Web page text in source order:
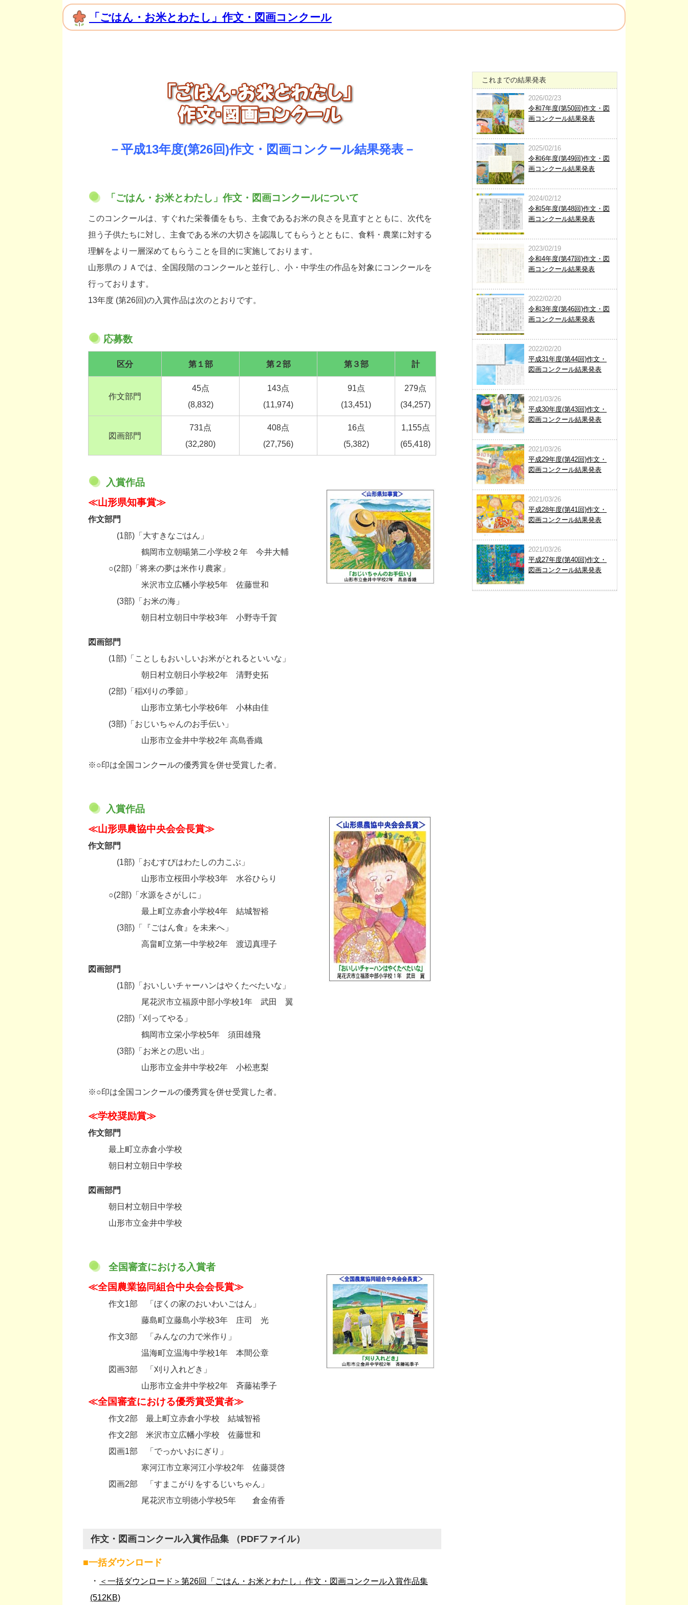
「ごはん・お米とわたし」作文・図画コンクール
－平成13年度(第26回)作文・図画コンクール結果発表－
「ごはん・お米とわたし」作文・図画コンクールについて
このコンクールは、すぐれた栄養価をもち、主食であるお米の良さを見直すとともに、次代を
担う子供たちに対し、主食である米の大切さを認識してもらうとともに、食料・農業に対する
理解をより一層深めてもらうことを目的に実施しております。
山形県のＪＡでは、全国段階のコンクールと並行し、小・中学生の作品を対象にコンクールを
行っております。
13年度 (第26回)の入賞作品は次のとおりです。
応募数
区分 第１部 第２部 第３部 計
作文部門
45点
(8,832)
143点
(11,974)
91点
(13,451)
279点
(34,257)
図画部門
731点
(32,280)
408点
(27,756)
16点
(5,382)
1,155点
(65,418)
入賞作品
≪山形県知事賞≫
作文部門
(1部)「大すきなごはん」
鶴岡市立朝暘第二小学校２年 今井大輔
○(2部)「将来の夢は米作り農家」
米沢市立広幡小学校5年 佐藤世和
(3部)「お米の海」
朝日村立朝日中学校3年 小野寺千賀
図画部門
(1部)「ことしもおいしいお米がとれるといいな」
朝日村立朝日小学校2年 清野史拓
(2部)「稲刈りの季節」
山形市立第七小学校6年 小林由佳
(3部)「おじいちゃんのお手伝い」
山形市立金井中学校2年 高島香織
※○印は全国コンクールの優秀賞を併せ受賞した者。
入賞作品
≪山形県農協中央会会長賞≫
作文部門
(1部)「おむすびはわたしの力こぶ」
山形市立桜田小学校3年 水谷ひらり
○(2部)「水源をさがしに」
最上町立赤倉小学校4年 結城智裕
(3部)「『ごはん食』を未来へ」
高畠町立第一中学校2年 渡辺真理子
図画部門
(1部)「おいしいチャーハンはやくたべたいな」
尾花沢市立福原中部小学校1年 武田 翼
(2部)「刈ってやる」
鶴岡市立栄小学校5年 須田雄飛
(3部)「お米との思い出」
山形市立金井中学校2年 小松恵梨
※○印は全国コンクールの優秀賞を併せ受賞した者。
≪学校奨励賞≫
作文部門
最上町立赤倉小学校
朝日村立朝日中学校
図画部門
朝日村立朝日中学校
山形市立金井中学校
全国審査における入賞者
≪全国農業協同組合中央会会長賞≫
作文1部 「ぼくの家のおいわいごはん」
藤島町立藤島小学校3年 庄司 光
作文3部 「みんなの力で米作り」
温海町立温海中学校1年 本間公章
図画3部 「刈り入れどき」
山形市立金井中学校2年 斉藤祐季子
≪全国審査における優秀賞受賞者≫
作文2部 最上町立赤倉小学校 結城智裕
作文2部 米沢市立広幡小学校 佐藤世和
図画1部 「でっかいおにぎり」
寒河江市立寒河江小学校2年 佐藤奨啓
図画2部 「すまこがりをするじいちゃん」
尾花沢市立明徳小学校5年 倉金侑香
作文・図画コンクール入賞作品集 （PDFファイル）
■一括ダウンロード
＜一括ダウンロード＞第26回「ごはん・お米とわたし」作文・図画コンクール入賞作品集
(512KB)
これまでの結果発表
2026/02/23
令和7年度(第50回)作文・図
画コンクール結果発表
2025/02/16
令和6年度(第49回)作文・図
画コンクール結果発表
2024/02/12
令和5年度(第48回)作文・図
画コンクール結果発表
2023/02/19
令和4年度(第47回)作文・図
画コンクール結果発表
2022/02/20
令和3年度(第46回)作文・図
画コンクール結果発表
2022/02/20
平成31年度(第44回)作文・
図画コンクール結果発表
2021/03/26
平成30年度(第43回)作文・
図画コンクール結果発表
2021/03/26
平成29年度(第42回)作文・
図画コンクール結果発表
2021/03/26
平成28年度(第41回)作文・
図画コンクール結果発表
2021/03/26
平成27年度(第40回)作文・
図画コンクール結果発表